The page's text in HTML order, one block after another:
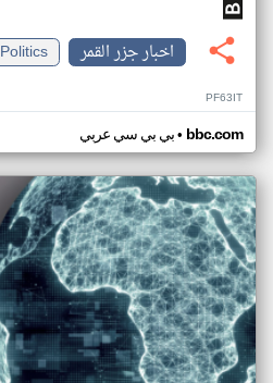
اخبار جزر القمر
Politics
PF63IT
بي بي سي عربي• bbc.com